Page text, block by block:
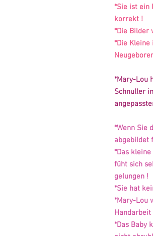
*Sie ist ein
korrekt !
*Die Bilder
*Die Kleine
*Mary-Lou
Schnuller
*Wenn Sie
abgebildet
*Das
füht sich
gelungen !
*Sie hat
*Mary-Lou
*Das Baby